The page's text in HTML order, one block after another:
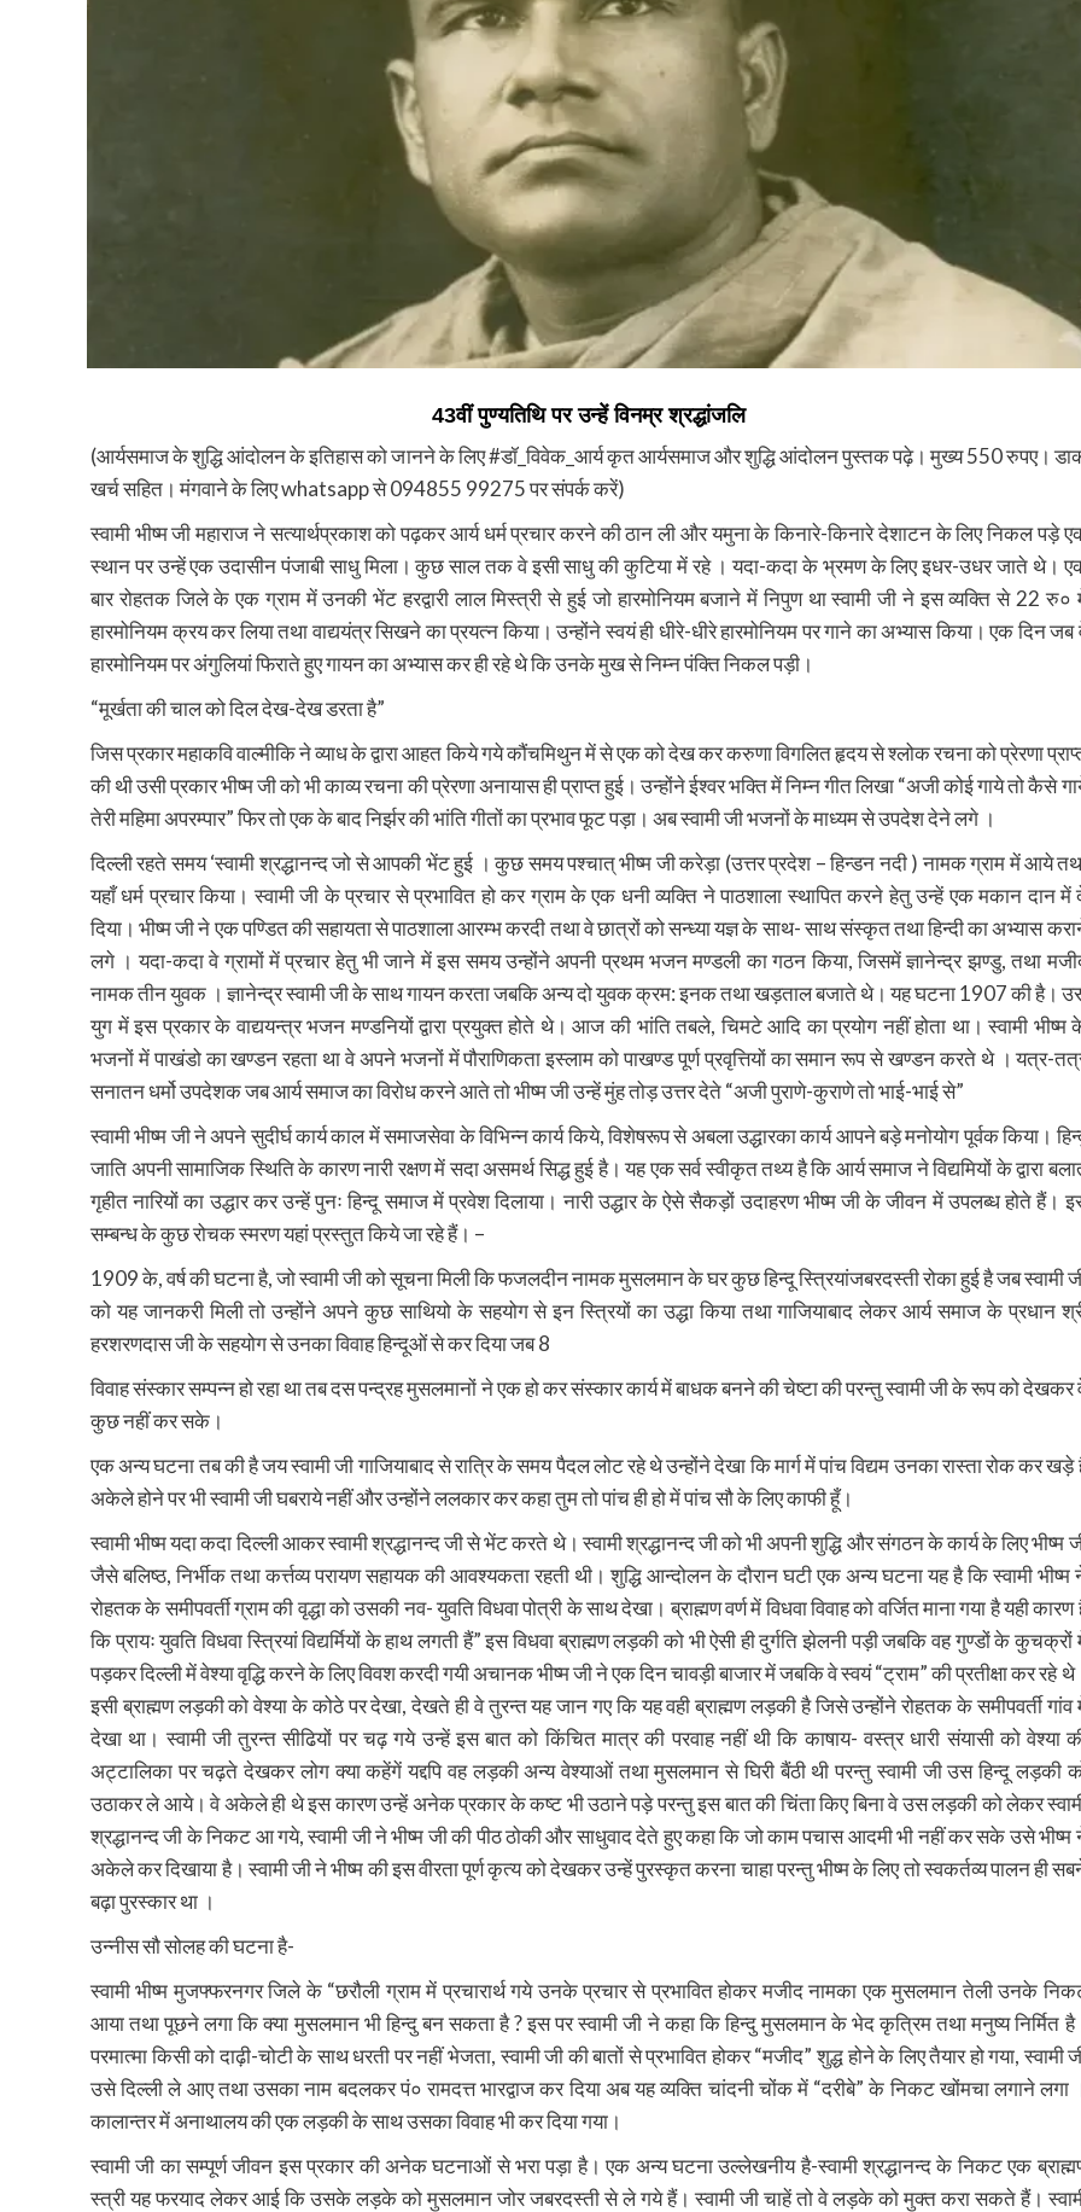
43वीं पुण्यतिथि पर उन्हें विनम्र श्रद्धांजलि
(आर्यसमाज के शुद्धि आंदोलन के इतिहास को जानने के लिए #डॉ_विवेक_आर्य कृत आर्यसमाज और शुद्धि आंदोलन पुस्तक पढ़े। मुख्य 550 रुपए।
खर्च सहित। मंगवाने के लिए whatsapp से 094855 99275 पर संपर्क करें)
स्वामी भीष्म जी महाराज ने सत्यार्थप्रकाश को पढ़कर आर्य धर्म प्रचार करने की ठान ली और यमुना के किनारे-किनारे देशाटन के लिए निकल पड़े
स्थान पर उन्हें एक उदासीन पंजाबी साधु मिला। कुछ साल तक वे इसी साधु की कुटिया में रहे । यदा-कदा के भ्रमण के लिए इधर-उधर जाते थे।
बार रोहतक जिले के एक ग्राम में उनकी भेंट हरद्वारी लाल मिस्त्री से हुई जो हारमोनियम बजाने में निपुण था स्वामी जी ने इस व्यक्ति से 22 रु०
हारमोनियम क्रय कर लिया तथा वाद्ययंत्र सिखने का प्रयत्न किया। उन्होंने स्वयं ही धीरे-धीरे हारमोनियम पर गाने का अभ्यास किया। एक दिन जब
हारमोनियम पर अंगुलियां फिराते हुए गायन का अभ्यास कर ही रहे थे कि उनके मुख से निम्न पंक्ति निकल पड़ी।
“मूर्खता की चाल को दिल देख-देख डरता है”
जिस प्रकार महाकवि वाल्मीकि ने व्याध के द्वारा आहत किये गये कौंचमिथुन में से एक को देख कर करुणा विगलित हृदय से श्लोक रचना को प्रेरणा
की थी उसी प्रकार भीष्म जी को भी काव्य रचना की प्रेरणा अनायास ही प्राप्त हुई। उन्होंने ईश्वर भक्ति में निम्न गीत लिखा “अजी कोई गाये तो कैसे
तेरी महिमा अपरम्पार” फिर तो एक के बाद निर्झर की भांति गीतों का प्रभाव फूट पड़ा। अब स्वामी जी भजनों के माध्यम से उपदेश देने लगे ।
दिल्ली रहते समय ‘स्वामी श्रद्धानन्द जो से आपकी भेंट हुई । कुछ समय पश्चात् भीष्म जी करेड़ा (उत्तर प्रदेश – हिन्डन नदी ) नामक ग्राम में आये
यहाँ धर्म प्रचार किया। स्वामी जी के प्रचार से प्रभावित हो कर ग्राम के एक धनी व्यक्ति ने पाठशाला स्थापित करने हेतु उन्हें एक मकान दान में
दिया। भीष्म जी ने एक पण्डित की सहायता से पाठशाला आरम्भ करदी तथा वे छात्रों को सन्ध्या यज्ञ के साथ- साथ संस्कृत तथा हिन्दी का अभ्यास
लगे । यदा-कदा वे ग्रामों में प्रचार हेतु भी जाने में इस समय उन्होंने अपनी प्रथम भजन मण्डली का गठन किया, जिसमें ज्ञानेन्द्र झण्डु, तथा
नामक तीन युवक । ज्ञानेन्द्र स्वामी जी के साथ गायन करता जबकि अन्य दो युवक क्रम: इनक तथा खड़ताल बजाते थे। यह घटना 1907 की है।
युग में इस प्रकार के वाद्ययन्त्र भजन मण्डनियों द्वारा प्रयुक्त होते थे। आज की भांति तबले, चिमटे आदि का प्रयोग नहीं होता था। स्वामी भीष्म
भजनों में पाखंडो का खण्डन रहता था वे अपने भजनों में पौराणिकता इस्लाम को पाखण्ड पूर्ण प्रवृत्तियों का समान रूप से खण्डन करते थे । यत्र-
सनातन धर्मो उपदेशक जब आर्य समाज का विरोध करने आते तो भीष्म जी उन्हें मुंह तोड़ उत्तर देते “अजी पुराणे-कुराणे तो भाई-भाई से”
स्वामी भीष्म जी ने अपने सुदीर्घ कार्य काल में समाजसेवा के विभिन्न कार्य किये, विशेषरूप से अबला उद्धारका कार्य आपने बड़े मनोयोग पूर्वक किया।
जाति अपनी सामाजिक स्थिति के कारण नारी रक्षण में सदा असमर्थ सिद्ध हुई है। यह एक सर्व स्वीकृत तथ्य है कि आर्य समाज ने विद्यमियों के द्वारा
गृहीत नारियों का उद्धार कर उन्हें पुनः हिन्दू समाज में प्रवेश दिलाया। नारी उद्धार के ऐसे सैकड़ों उदाहरण भीष्म जी के जीवन में उपलब्ध होते हैं।
सम्बन्ध के कुछ रोचक स्मरण यहां प्रस्तुत किये जा रहे हैं। –
1909 के, वर्ष की घटना है, जो स्वामी जी को सूचना मिली कि फजलदीन नामक मुसलमान के घर कुछ हिन्दू स्त्रियांजबरदस्ती रोका हुई है जब स्वामी
को यह जानकरी मिली तो उन्होंने अपने कुछ साथियो के सहयोग से इन स्त्रियों का उद्धा किया तथा गाजियाबाद लेकर आर्य समाज के प्रधान
हरशरणदास जी के सहयोग से उनका विवाह हिन्दूओं से कर दिया जब 8
विवाह संस्कार सम्पन्न हो रहा था तब दस पन्द्रह मुसलमानों ने एक हो कर संस्कार कार्य में बाधक बनने की चेष्टा की परन्तु स्वामी जी के रूप को देखकर
कुछ नहीं कर सके।
एक अन्य घटना तब की है जय स्वामी जी गाजियाबाद से रात्रि के समय पैदल लोट रहे थे उन्होंने देखा कि मार्ग में पांच विद्यम उनका रास्ता रोक कर खड़े
अकेले होने पर भी स्वामी जी घबराये नहीं और उन्होंने ललकार कर कहा तुम तो पांच ही हो में पांच सौ के लिए काफी हूँ।
स्वामी भीष्म यदा कदा दिल्ली आकर स्वामी श्रद्धानन्द जी से भेंट करते थे। स्वामी श्रद्धानन्द जी को भी अपनी शुद्धि और संगठन के कार्य के लिए भीष्म
जैसे बलिष्ठ, निर्भीक तथा कर्त्तव्य परायण सहायक की आवश्यकता रहती थी। शुद्धि आन्दोलन के दौरान घटी एक अन्य घटना यह है कि स्वामी भीष्म
रोहतक के समीपवर्ती ग्राम की वृद्धा को उसकी नव- युवति विधवा पोत्री के साथ देखा। ब्राह्मण वर्ण में विधवा विवाह को वर्जित माना गया है यही कारण
कि प्रायः युवति विधवा स्त्रियां विद्यर्मियों के हाथ लगती हैं” इस विधवा ब्राह्मण लड़की को भी ऐसी ही दुर्गति झेलनी पड़ी जबकि वह गुण्डों के कुचक्रों
पड़कर दिल्ली में वेश्या वृद्धि करने के लिए विवश करदी गयी अचानक भीष्म जी ने एक दिन चावड़ी बाजार में जबकि वे स्वयं “ट्राम” की प्रतीक्षा कर रहे
इसी ब्राह्मण लड़की को वेश्या के कोठे पर देखा, देखते ही वे तुरन्त यह जान गए कि यह वही ब्राह्मण लड़की है जिसे उन्होंने रोहतक के समीपवर्ती गांव
देखा था। स्वामी जी तुरन्त सीढियों पर चढ़ गये उन्हें इस बात को किंचित मात्र की परवाह नहीं थी कि काषाय- वस्त्र धारी संयासी को वेश्या
अट्टालिका पर चढ़ते देखकर लोग क्या कहेंगें यद्दपि वह लड़की अन्य वेश्याओं तथा मुसलमान से घिरी बैंठी थी परन्तु स्वामी जी उस हिन्दू लड़की
उठाकर ले आये। वे अकेले ही थे इस कारण उन्हें अनेक प्रकार के कष्ट भी उठाने पड़े परन्तु इस बात की चिंता किए बिना वे उस लड़की को लेकर
श्रद्धानन्द जी के निकट आ गये, स्वामी जी ने भीष्म जी की पीठ ठोकी और साधुवाद देते हुए कहा कि जो काम पचास आदमी भी नहीं कर सके उसे भीष्म
अकेले कर दिखाया है। स्वामी जी ने भीष्म की इस वीरता पूर्ण कृत्य को देखकर उन्हें पुरस्कृत करना चाहा परन्तु भीष्म के लिए तो स्वकर्तव्य पालन ही
बढ़ा पुरस्कार था ।
उन्नीस सौ सोलह की घटना है-
स्वामी भीष्म मुजफ्फरनगर जिले के “छरौली ग्राम में प्रचारार्थ गये उनके प्रचार से प्रभावित होकर मजीद नामका एक मुसलमान तेली उनके
आया तथा पूछने लगा कि क्या मुसलमान भी हिन्दु बन सकता है ? इस पर स्वामी जी ने कहा कि हिन्दु मुसलमान के भेद कृत्रिम तथा मनुष्य निर्मित
परमात्मा किसी को दाढ़ी-चोटी के साथ धरती पर नहीं भेजता, स्वामी जी की बातों से प्रभावित होकर “मजीद” शुद्ध होने के लिए तैयार हो गया, स्वामी
उसे दिल्ली ले आए तथा उसका नाम बदलकर पं० रामदत्त भारद्वाज कर दिया अब यह व्यक्ति चांदनी चोंक में “दरीबे” के निकट खोंमचा लगाने लगा
कालान्तर में अनाथालय की एक लड़की के साथ उसका विवाह भी कर दिया गया।
स्वामी जी का सम्पूर्ण जीवन इस प्रकार की अनेक घटनाओं से भरा पड़ा है। एक अन्य घटना उल्लेखनीय है-स्वामी श्रद्धानन्द के निकट एक
स्त्री यह फरयाद लेकर आई कि उसके लड़के को मुसलमान जोर जबरदस्ती से ले गये हैं। स्वामी जी चाहें तो वे लड़के को मुक्त करा सकते हैं।